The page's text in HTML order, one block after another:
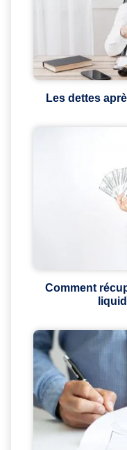
Les dettes
Comment